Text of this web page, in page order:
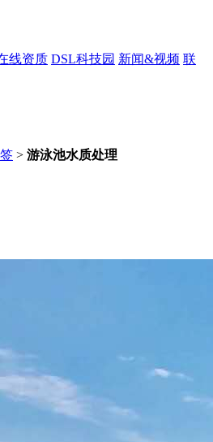
线资质 DSL科技园 新闻&视频 联
> 游泳池水质处理